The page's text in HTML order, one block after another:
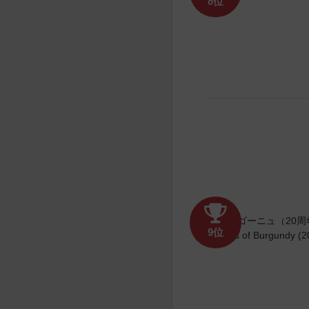
9位